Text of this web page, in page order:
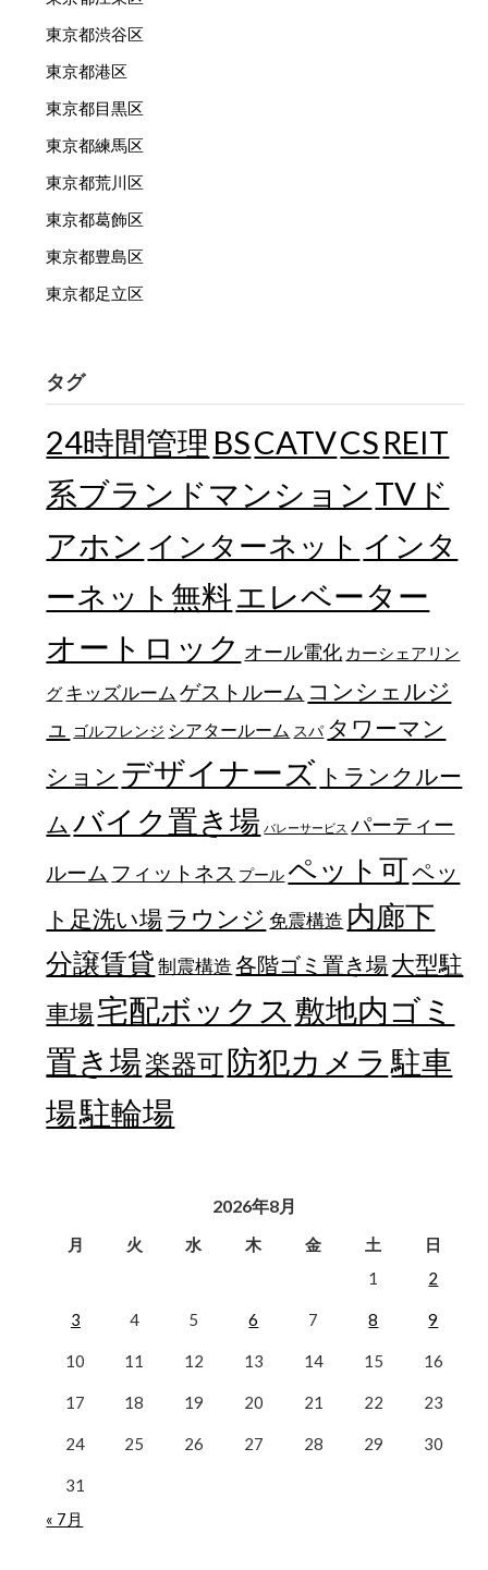
東京都渋谷区
東京都港区
東京都目黒区
東京都練馬区
東京都荒川区
東京都葛飾区
東京都豊島区
東京都足立区
タグ
24時間管理 BSCATVCS REIT
系ブランドマンション TVド
アホン インターネット インタ
ーネット無料エレベーター
オートロック オール電化 カーシェアリン
グ キッズルーム ゲストルーム コンシェルジ
ュ
ゴルフレンジ シアタールーム スパ タワーマン
ション デザイナーズ トランクルー
ム バイク置き場 バレーサービス パーティー
ルーム フィットネス プール ペット可ペッ
ト足洗い場 ラウンジ 免震構造 内廊下
分譲賃貸 制震構造 各階ゴミ置き場大型駐
車場宅配ボックス 敷地内ゴミ
置き場楽器可防犯カメラ 駐車
場駐輪場
2026年8月
月 火 水 木 金 土
日
1
2
3 4 5 6 7 8 9
10 11 12 13 14 15 16
17 18 19 20 21 22 23
24 25 26 27 28 29 30
31
« 7月